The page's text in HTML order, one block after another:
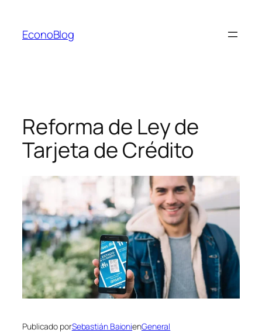
contenido
EconoBlog
Reforma de Ley de
Tarjeta de Crédito
Publicado porSebastián BaionienGeneral